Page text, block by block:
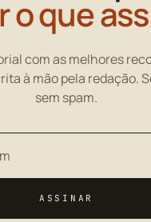
o que
com as melhores
à mão pela redação.
sem spam.
ASSINAR